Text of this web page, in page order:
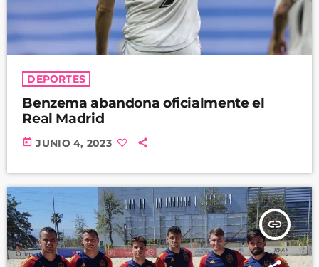
DEPORTES
Benzema abandona oficialmente el
Real Madrid
today JUNIO 4, 2023
insert_link